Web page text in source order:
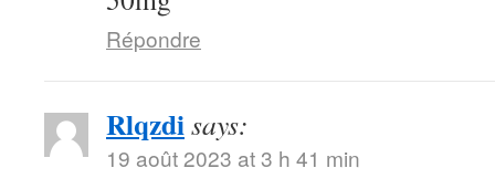
Répondre
Rlqzdisays:
19 août 2023 at 3 h 41 min